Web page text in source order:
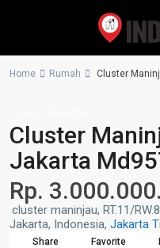
Home Rumah Cluster
Cluster
Jakarta
Rp.
cluster maninjau, RT.11/
Jakarta, Indonesia, Jakarta
Share Favorite